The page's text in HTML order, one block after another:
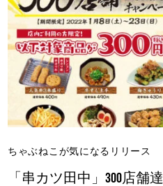
ちゃぶねこが気になるリリース
「串カツ田中」300店舗達